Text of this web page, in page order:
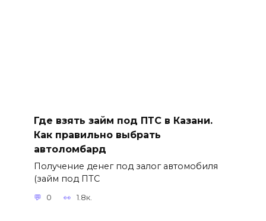
Где взять займ под ПТС в Казани.
Как правильно выбрать
автоломбард
Получение денег под залог автомобиля
(займ под ПТС
0 1.8к.